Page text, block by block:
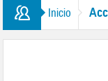
Inicio